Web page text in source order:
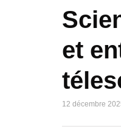
et
12 décembre